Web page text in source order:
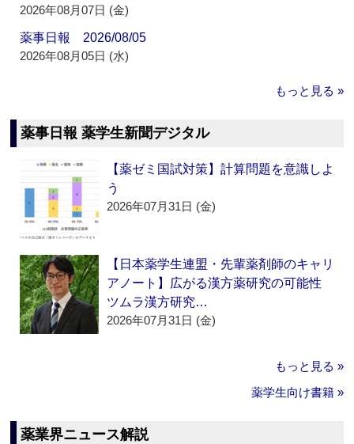
2026年08月07日 (金)
薬事日報 2026/08/05
2026年08月05日 (水)
もっと見る »
薬事日報 薬学生新聞デジタル
【薬ゼミ国試対策】計算問題を意識しよ
う
2026年07月31日 (金)
【日本薬学生連盟・先輩薬剤師のキャリ
アノート】広がる漢方薬研究の可能性
ツムラ漢方研究…
2026年07月31日 (金)
もっと見る »
薬学生向け書籍 »
薬業界ニュース解説